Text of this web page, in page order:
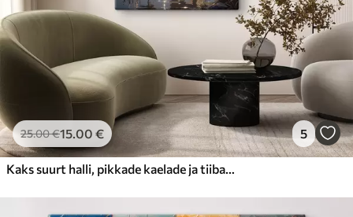
25.00€15.00 € 5
Kaks suurt halli, pikkade kaelade ja tiibadega kraanat, mis seisavad puudest ümbritsetud udujärves